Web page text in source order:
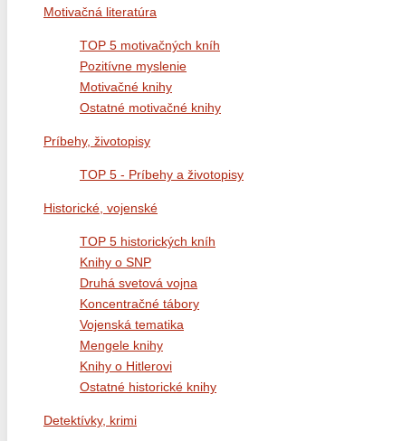
Motivačná literatúra
TOP 5 motivačných kníh
Pozitívne myslenie
Motivačné knihy
Ostatné motivačné knihy
Príbehy, životopisy
TOP 5 - Príbehy a životopisy
Historické, vojenské
TOP 5 historických kníh
Knihy o SNP
Druhá svetová vojna
Koncentračné tábory
Vojenská tematika
Mengele knihy
Knihy o Hitlerovi
Ostatné historické knihy
Detektívky, krimi